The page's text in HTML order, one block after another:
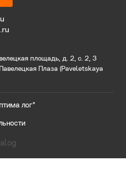
площадь, д. 2, с. 2, 3
Плаза (Paveletskaya
лог"